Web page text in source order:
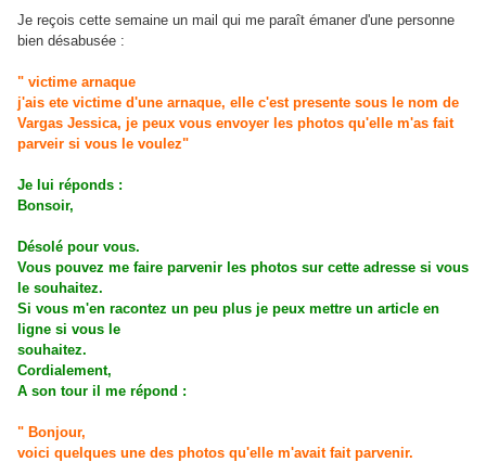
Je reçois cette semaine un mail qui me paraît émaner d'une personne
bien désabusée :
" victime arnaque
j'ais ete victime d'une arnaque, elle c'est presente sous le nom de
Vargas Jessica, je peux vous envoyer les photos qu'elle m'as fait
parveir si vous le voulez"
Je lui réponds :
Bonsoir,
Désolé pour vous.
Vous pouvez me faire parvenir les photos sur cette adresse si vous
le souhaitez.
Si vous m'en racontez un peu plus je peux mettre un article en
ligne si vous le
souhaitez.
Cordialement,
A son tour il me répond :
" Bonjour,
voici quelques une des photos qu'elle m'avait fait parvenir.